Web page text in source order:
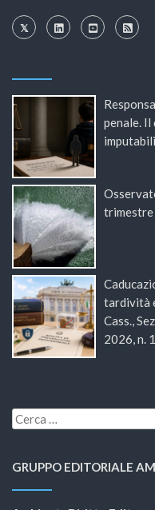
penale. Il
trimestre
tardività
Cass.,
2026, n.
GRUPPO EDITORIALE